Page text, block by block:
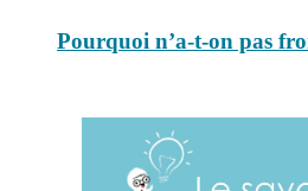
Pourquoi n’a-t-on pas